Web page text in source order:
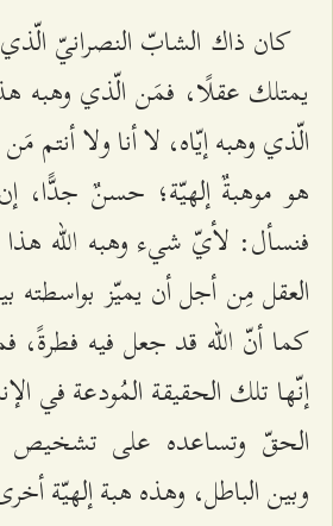
كان ذاك الشابّ النصرانيّ
يمتلك عقلًا، فمَن الّذي وهبه
الّذي وهبه إيّاه، لا أنا ولا أنتم
هو موهبةٌ إلهيّة؛ حسنٌ جدًّا،
فنسأل: لأيّ شيء وهبه الله هذا
العقل مِن أجل أن يميّز بواسطته
كما أنّ الله قد جعل فيه فطرةً،
إنّها تلك الحقيقة المُودعة في
الحقّ وتساعده على تشخيص
وبين الباطل، وهذه هبة إلهيّة